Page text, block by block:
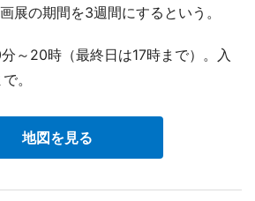
展の期間を3週間にするという。
～20時（最終日は17時まで）。入
。
地図を見る